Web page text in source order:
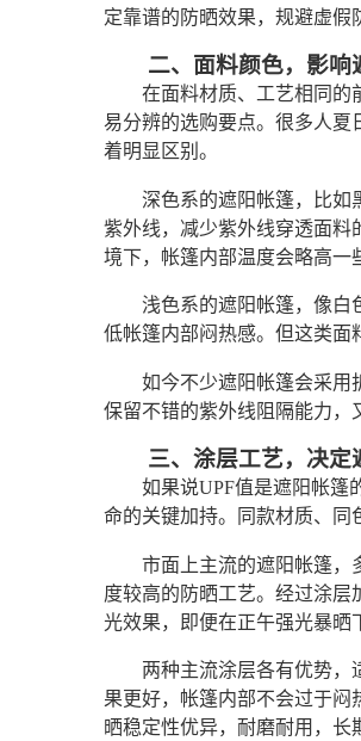
定靠谱的防晒效果，规避虚假
二、面料颜色，影
在面料材质、工艺相同的
易分辨的选购要点。很多人夏
着明显区别。
深色系的遮阳帐篷，比如
紫外线，减少紫外线穿透面料
境下，帐篷内部温度会略高一
浅色系的遮阳帐篷，像白
低帐篷内部闷热感。但这类面
如今不少遮阳帐篷会采用
保留不错的紫外线阻隔能力，
三、涂层工艺，决
如果说UPF值是遮阳帐篷
命的关键加持。同款材质、同
市面上主流的遮阳帐篷，
度较高的防晒工艺。经过涂
光效果，即便在正午强光暴晒
两种主流涂层各有优势，
果更好，帐篷内部不会过于
晒稳定性优异，耐磨耐用，长